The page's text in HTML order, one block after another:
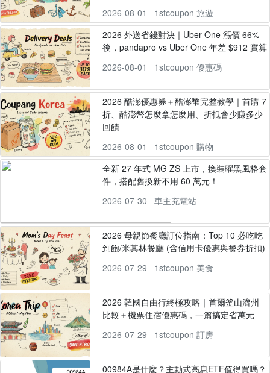
2026-08-01
1stcoupon 旅遊
2026 外送省錢對決｜Uber One 漲價 66%
後，pandapro vs Uber One 年差 $912 實算
2026-08-01
1stcoupon 優惠碼
2026 酷澎優惠券＋酷澎幣完整教學｜首購 7
折、酷澎幣怎麼拿怎麼用、折抵會少賺多少
回饋
2026-08-01
1stcoupon 購物
全新 27 年式 MG ZS 上市，換裝曜黑風格套
件，搭配舊換新不用 60 萬元！
2026-07-30
車主充電站
2026 母親節餐廳訂位指南：Top 10 必吃吃
到飽/米其林餐廳 (含信用卡優惠與餐券折扣)
2026-07-29
1stcoupon 美食
2026 韓國自由行終極攻略｜首爾釜山濟州
比較＋機票住宿優惠碼，一篇搞定省萬元
2026-07-29
1stcoupon 訂房
00984A是什麼？主動式高息ETF值得買嗎？